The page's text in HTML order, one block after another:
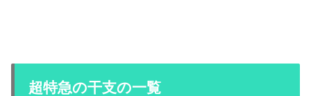
超特急の干支の一覧